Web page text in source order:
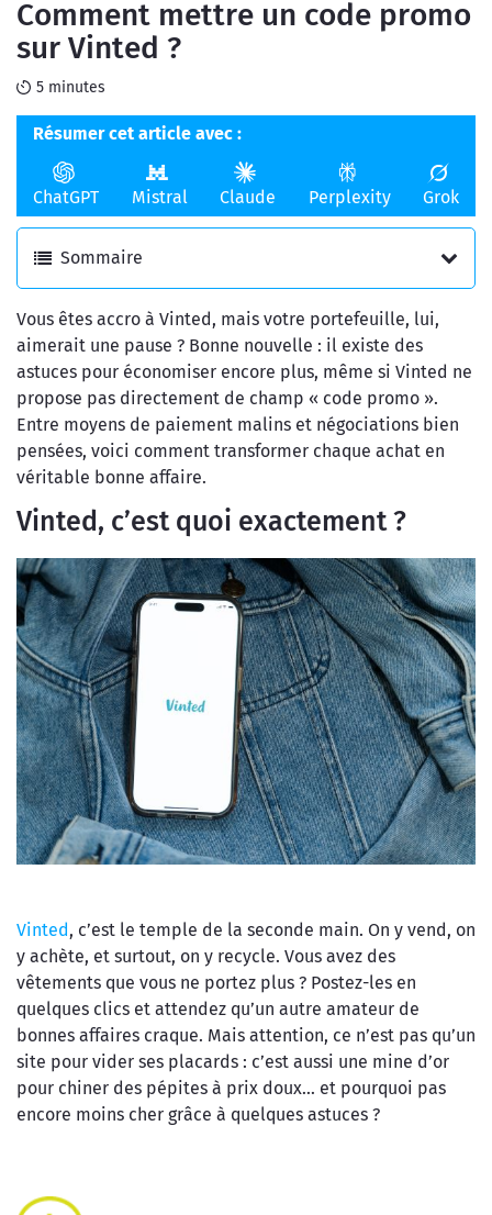
en ligne
de l'argent
Comment mettre un code promo
sur Vinted​ ?
5 minutes
Résumer cet article avec :
ChatGPT Mistral Claude Perplexity Grok
Sommaire
Vous êtes accro à Vinted, mais votre portefeuille, lui,
aimerait une pause ? Bonne nouvelle : il existe des
astuces pour économiser encore plus, même si Vinted ne
propose pas directement de champ « code promo ».
Entre moyens de paiement malins et négociations bien
pensées, voici comment transformer chaque achat en
véritable bonne affaire.
Vinted, c’est quoi exactement ?
Vinted, c’est le temple de la seconde main. On y vend, on
y achète, et surtout, on y recycle. Vous avez des
vêtements que vous ne portez plus ? Postez-les en
quelques clics et attendez qu’un autre amateur de
bonnes affaires craque. Mais attention, ce n’est pas qu’un
site pour vider ses placards : c’est aussi une mine d’or
pour chiner des pépites à prix doux… et pourquoi pas
encore moins cher grâce à quelques astuces ?